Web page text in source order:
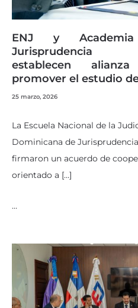
ENJ y
establecen
promover el estudio
25 marzo, 2026
La Escuela Nacional de la
Dominicana de
firmaron un acuerdo de
orientado a […]
…